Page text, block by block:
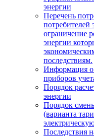
энергии
Перечень
потребителей
ограничение
энергии
последствиям.
Информация о
приборов
Порядок
энергии
Порядок
(варианта
Последствия